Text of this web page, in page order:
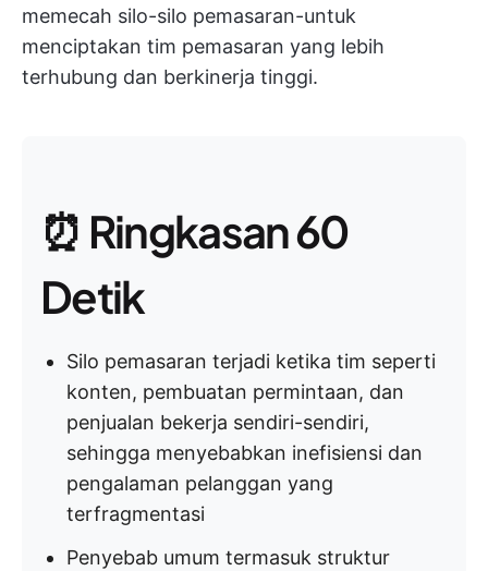
memecah silo-silo pemasaran-untuk
menciptakan tim pemasaran yang lebih
terhubung dan berkinerja tinggi.
⏰ Ringkasan 60
Detik
Silo pemasaran terjadi ketika tim seperti
konten, pembuatan permintaan, dan
penjualan bekerja sendiri-sendiri,
sehingga menyebabkan inefisiensi dan
pengalaman pelanggan yang
terfragmentasi
Penyebab umum termasuk struktur